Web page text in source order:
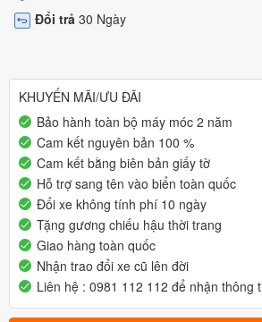
Đổi trả 30 Ngày
KHUYẾN MÃI/ƯU ĐÃI
Bảo hành toàn bộ máy móc 2 năm
Cam kết nguyên bản 100 %
Cam kết bằng biên bản giấy tờ
Hỗ trợ sang tên vào biển toàn quốc
Đổi xe không tính phí 10 ngày
Tặng gương chiếu hậu thời trang
Giao hàng toàn quốc
Nhận trao đổi xe cũ lên đời
Liên hệ : 0981 112 112 để nhận thông